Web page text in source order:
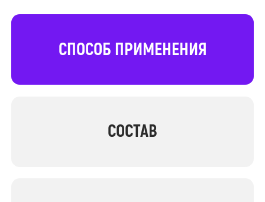
СПОСОБ ПРИМЕНЕНИЯ
СОСТАВ